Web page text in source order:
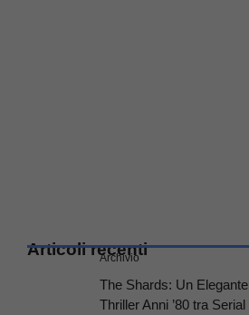
Articoli recenti
Archivio
The Shards: Un Elegante
Thriller Anni ’80 tra Serial